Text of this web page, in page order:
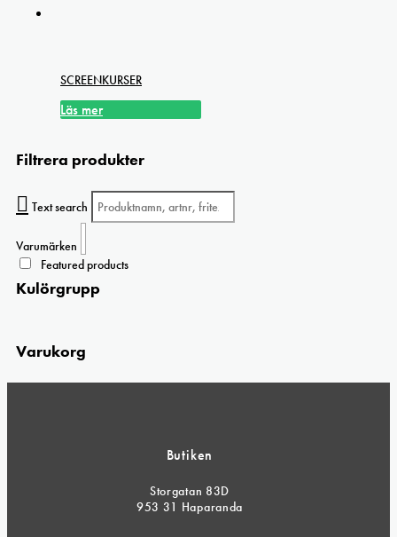
SCREENKURSER
Läs mer
Filtrera produkter
Text search
Varumärken
Featured products
Kulörgrupp
Varukorg
Butiken
Storgatan 83D
953 31 Haparanda